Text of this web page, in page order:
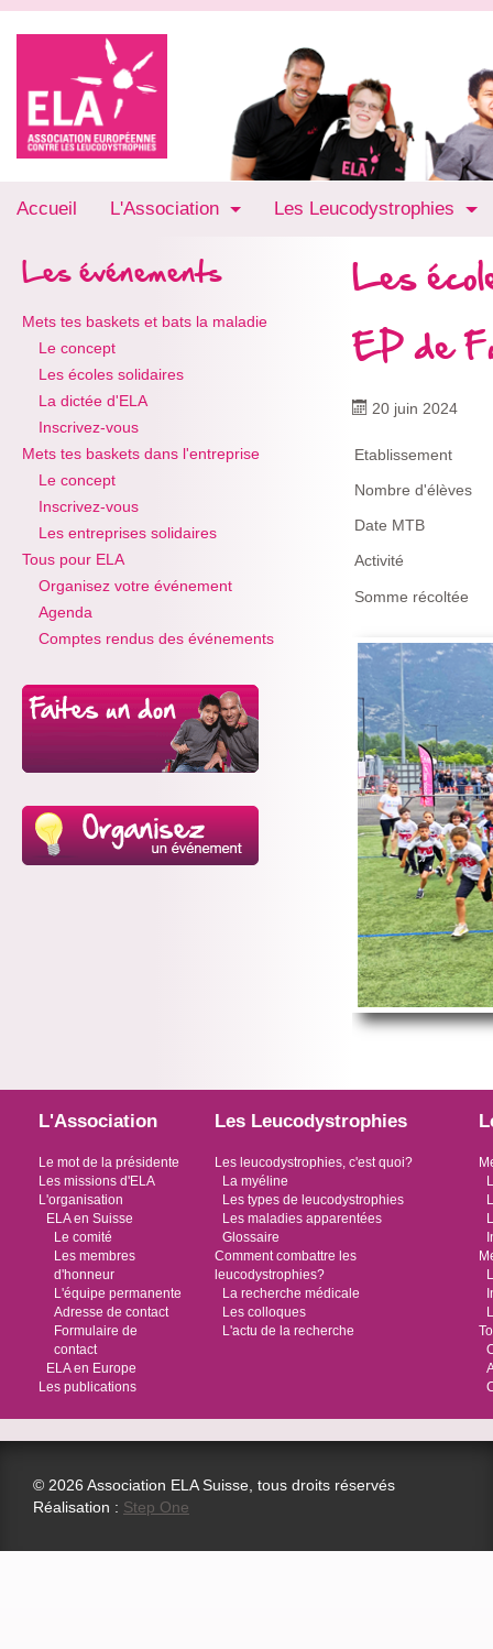
Accueil L'Association Les Leucodystrophies
Les événements
Mets tes baskets et bats la maladie
Le concept
Les écoles solidaires
La dictée d'ELA
Inscrivez-vous
Mets tes baskets dans l'entreprise
Le concept
Inscrivez-vous
Les entreprises solidaires
Tous pour ELA
Organisez votre événement
Agenda
Comptes rendus des événements
Les
EP de
20 juin 2024
Etablissement
Nombre d'élèves
Date MTB
Activité
Somme récoltée
L'Association
Le mot de la présidente
Les missions d'ELA
L'organisation
ELA en Suisse
Le comité
Les membres
d'honneur
L'équipe permanente
Adresse de contact
Formulaire de
contact
ELA en Europe
Les publications
Les Leucodystrophies
Les leucodystrophies, c'est quoi?
La myéline
Les types de leucodystrophies
Les maladies apparentées
Glossaire
Comment combattre les
leucodystrophies?
La recherche médicale
Les colloques
L'actu de la recherche
© 2026 Association ELA Suisse, tous droits réservés
Réalisation : Step One